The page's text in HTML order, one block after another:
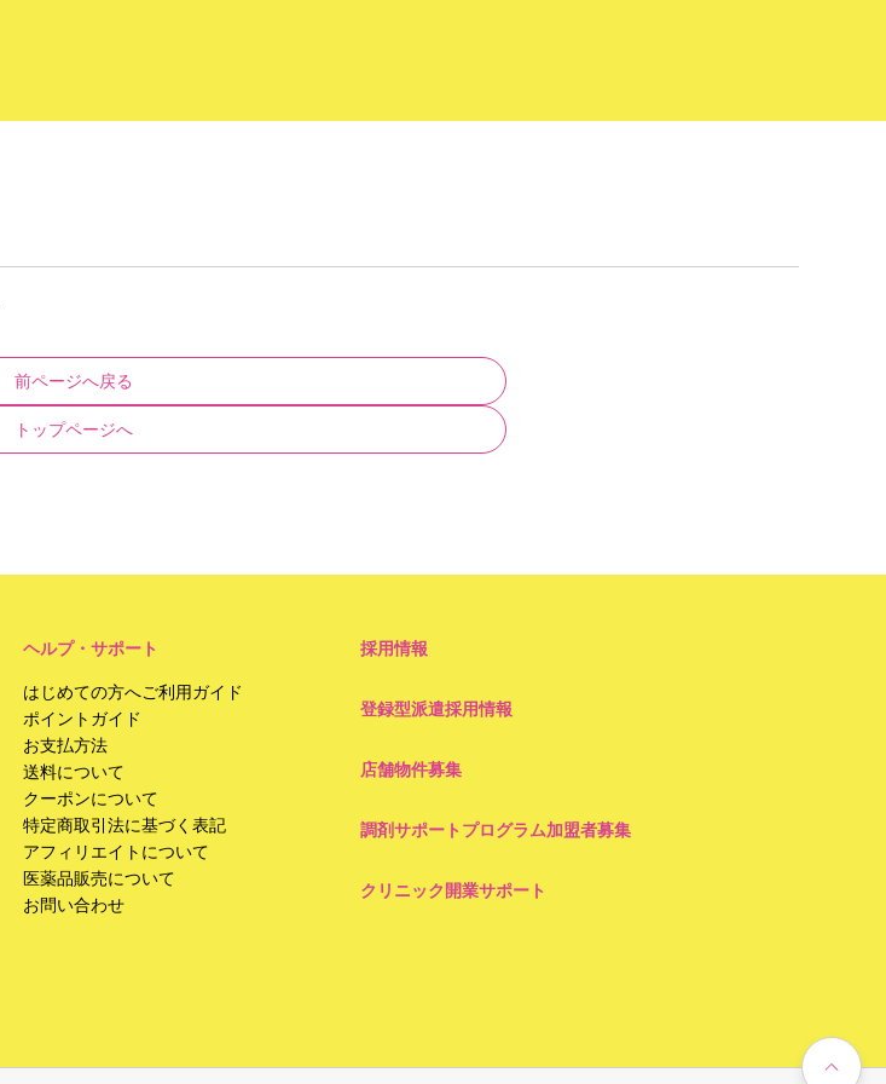
前ページへ戻る
トップページへ
ヘルプ・サポート
はじめての方へご利用ガイド
ポイントガイド
お支払方法
送料について
クーポンについて
特定商取引法に基づく表記
アフィリエイトについて
医薬品販売について
お問い合わせ
採用情報
登録型派遣採用情報
店舗物件募集
調剤サポートプログラム加盟者募集
クリニック開業サポート